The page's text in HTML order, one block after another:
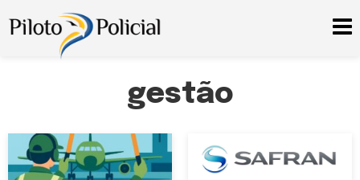
gestão